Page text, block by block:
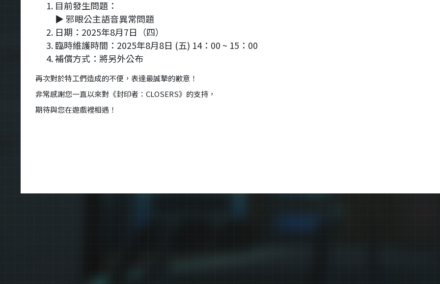
目前發生問題：
▶ 邪眼公主語音異常問題
日期：2025年8月7日（四）
臨時維護時間：2025年8月8日 (五) 14：00 ~ 15：00
補償方式：將另外公布
再次對於特工們造成的不便，表達最誠摯的歉意！
非常感謝您一直以來對《封印者：CLOSERS》的支持，
期待與您在遊戲裡相遇！